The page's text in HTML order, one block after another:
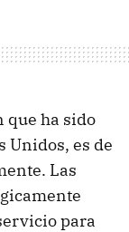
que ha sido
Unidos, es de
Las
para